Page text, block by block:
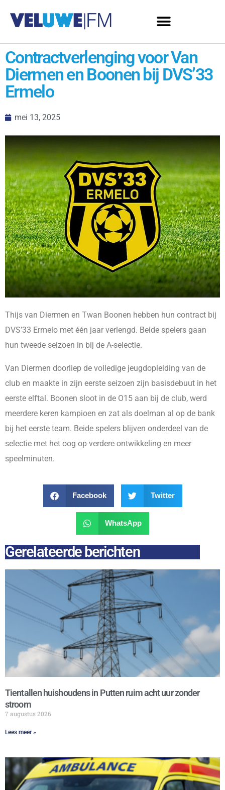
Contractverlenging voor Van
Diermen en Boonen bij DVS’33
Ermelo
mei 13, 2025
Thijs van Diermen en Twan Boonen hebben hun contract bij
DVS’33 Ermelo met één jaar verlengd. Beide spelers gaan
hun tweede seizoen in bij de A-selectie.
Van Diermen doorliep de volledige jeugdopleiding van de
club en maakte in zijn eerste seizoen zijn basisdebuut in het
eerste elftal. Boonen sloot in de O15 aan bij de club, werd
meerdere keren kampioen en zat als doelman al op de bank
bij het eerste team. Beide spelers blijven onderdeel van de
selectie met het oog op verdere ontwikkeling en meer
speelminuten.
Facebook Twitter
WhatsApp
Gerelateerde berichten
Tientallen huishoudens in Putten ruim acht uur zonder
stroom
7 augustus 2026
Lees meer »